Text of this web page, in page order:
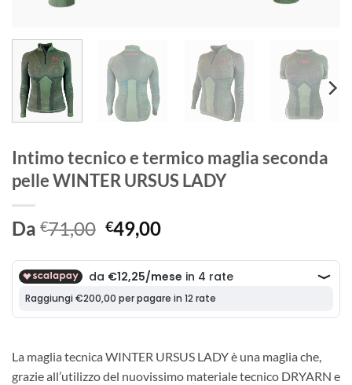
Intimo tecnico e termico maglia seconda
pelle WINTER URSUS LADY
Da €71,00 Il
prezzo
originale
era:
€71,00.
€49,00Il
attuale
è:
€49,00.
La maglia tecnica WINTER URSUS LADY è una maglia che,
grazie all’utilizzo del nuovissimo materiale tecnico DRYARN e